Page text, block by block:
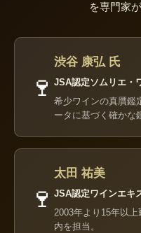
を専門家
🍷
渋谷 康弘 氏
JSA認定ソムリエ・
希少ワインの真贋鑑
ータに基づく確かな
🍷
太田 祐美
JSA認定ワインエキ
2003年より15年以
内を担当。